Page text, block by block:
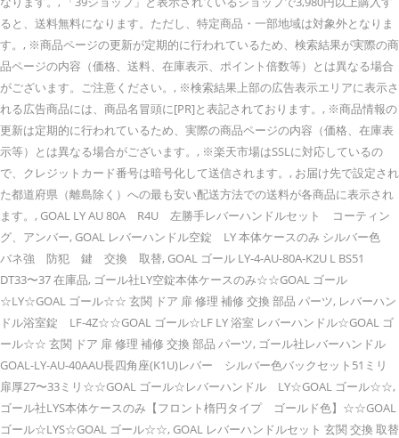
ると、送料無料になります。ただし、特定商品・一部地域は対象外となりま
す。, ※商品ページの更新が定期的に行われているため、検索結果が実際の商
品ページの内容（価格、送料、在庫表示、ポイント倍数等）とは異なる場合
がございます。ご注意ください。, ※検索結果上部の広告表示エリアに表示さ
れる広告商品には、商品名冒頭に[PR]と表記されております。, ※商品情報の
更新は定期的に行われているため、実際の商品ページの内容（価格、在庫表
示等）とは異なる場合がございます。, ※楽天市場はSSLに対応しているの
で、クレジットカード番号は暗号化して送信されます。, お届け先で設定され
た都道府県（離島除く）への最も安い配送方法での送料が各商品に表示され
ます。, GOAL LY AU 80A R4U 左勝手レバーハンドルセット コーティン
グ、アンバー, GOAL レバーハンドル空錠 LY 本体ケースのみ シルバー色
バネ強 防犯 鍵 交換 取替, GOAL ゴール LY-4-AU-80A-K2U L BS51
DT33〜37 在庫品, ゴール社LY空錠本体ケースのみ☆☆GOAL ゴール
☆LY☆GOAL ゴール☆☆ 玄関 ドア 扉 修理 補修 交換 部品 パーツ, レバーハン
ドル浴室錠 LF-4Z☆☆GOAL ゴール☆LF LY 浴室 レバーハンドル☆GOAL ゴ
ール☆☆ 玄関 ドア 扉 修理 補修 交換 部品 パーツ, ゴール社レバーハンドル
GOAL-LY-AU-40AAU長四角座(K1U)レバー シルバー色バックセット51ミリ
扉厚27〜33ミリ☆☆GOAL ゴール☆レバーハンドル LY☆GOAL ゴール☆☆,
ゴール社LYS本体ケースのみ【フロント楕円タイプ ゴールド色】☆☆GOAL
ゴール☆LYS☆GOAL ゴール☆☆, GOAL レバーハンドルセット 玄関 交換 取替